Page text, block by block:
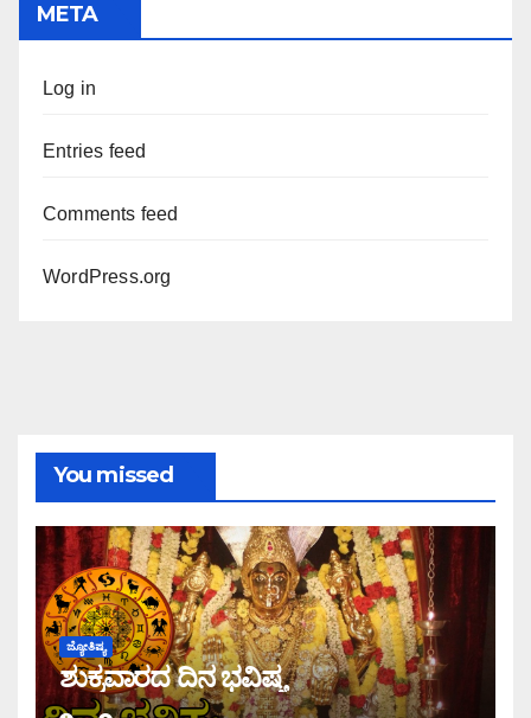
META
Log in
Entries feed
Comments feed
WordPress.org
You missed
ಜ್ಯೋತಿಷ್ಯ
ಶುಕ್ರವಾರದ ದಿನ ಭವಿಷ್ಯ